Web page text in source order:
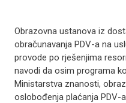
Obrazovna ustanova iz
obračunavanja PDV-a na
provode po rješenjima
navodi da osim programa
Ministarstva znanosti,
oslobođenja plaćanja PDV-